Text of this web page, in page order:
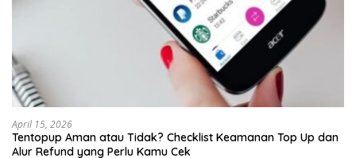
April 15, 2026
Tentopup Aman atau Tidak? Checklist Keamanan Top Up dan
Alur Refund yang Perlu Kamu Cek